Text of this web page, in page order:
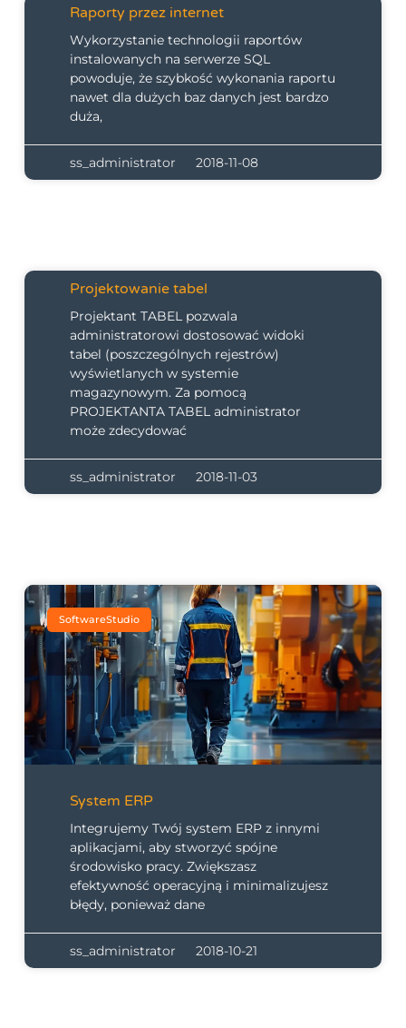
Raporty przez internet
Wykorzystanie technologii raportów
instalowanych na serwerze SQL
powoduje, że szybkość wykonania raportu
nawet dla dużych baz danych jest bardzo
duża,
ss_administrator 2018-11-08
Projektowanie tabel
Projektant TABEL pozwala
administratorowi dostosować widoki
tabel (poszczególnych rejestrów)
wyświetlanych w systemie
magazynowym. Za pomocą
PROJEKTANTA TABEL administrator
może zdecydować
ss_administrator 2018-11-03
SoftwareStudio
System ERP
Integrujemy Twój system ERP z innymi
aplikacjami, aby stworzyć spójne
środowisko pracy. Zwiększasz
efektywność operacyjną i minimalizujesz
błędy, ponieważ dane
ss_administrator 2018-10-21